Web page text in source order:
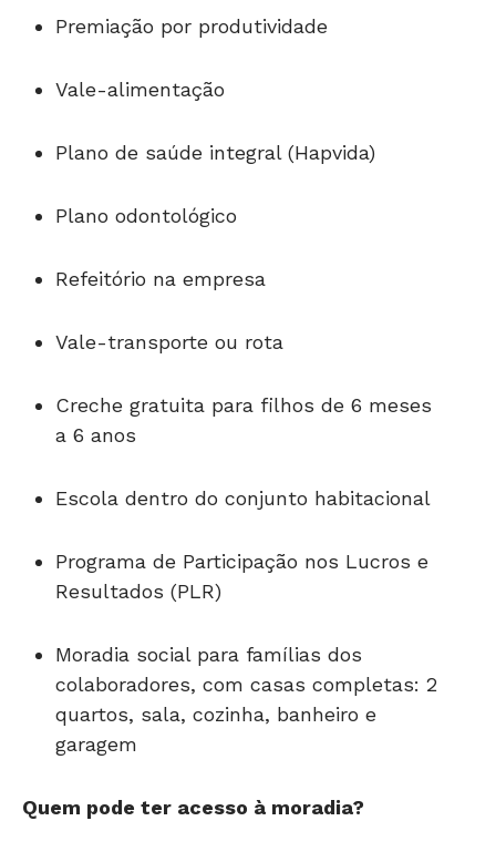
Premiação por produtividade
Vale-alimentação
Plano de saúde integral (Hapvida)
Plano odontológico
Refeitório na empresa
Vale-transporte ou rota
Creche gratuita para filhos de 6 meses
a 6 anos
Escola dentro do conjunto habitacional
Programa de Participação nos Lucros e
Resultados (PLR)
Moradia social para famílias dos
colaboradores, com casas completas: 2
quartos, sala, cozinha, banheiro e
garagem
Quem pode ter acesso à moradia?